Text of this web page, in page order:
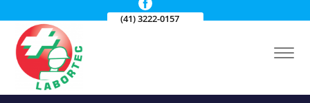
(41) 3222-0157